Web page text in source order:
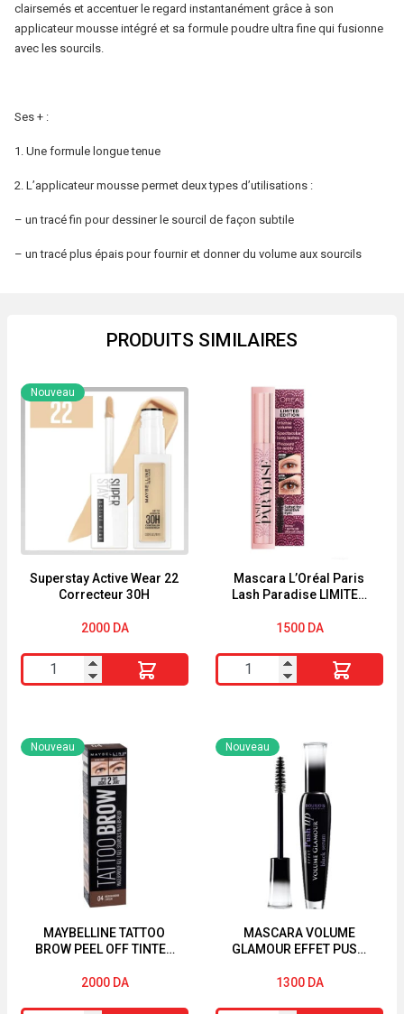
clairsemés et accentuer le regard instantanément grâce à son
applicateur mousse intégré et sa formule poudre ultra fine qui fusionne
avec les sourcils.
Ses + :
1. Une formule longue tenue
2. L’applicateur mousse permet deux types d’utilisations :
– un tracé fin pour dessiner le sourcil de façon subtile
– un tracé plus épais pour fournir et donner du volume aux sourcils
PRODUITS SIMILAIRES
Superstay Active Wear 22
Correcteur 30H
Nouveau
2000 DA
quantité
de
Active
Wear
Correcteur
Mascara L’Oréal Paris
Lash Paradise LIMITED
1500 DA
quantité
de
L'Oréal
Paris
MAYBELLINE TATTOO
BROW PEEL OFF TINTED
EYEBROWS MEDIUM
Nouveau
2000 DA
MASCARA VOLUME
GLAMOUR EFFET PUSH
BOURJOIS
Nouveau
1300 DA